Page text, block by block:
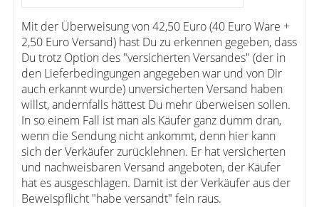
Mit der Überweisung von 42,50 Euro (40 Euro Ware +
2,50 Euro Versand) hast Du zu erkennen gegeben, dass
Du trotz Option des "versicherten Versandes" (der in
den Lieferbedingungen angegeben war und von Dir
auch erkannt wurde) unversicherten Versand haben
willst, andernfalls hättest Du mehr überweisen sollen.
In so einem Fall ist man als Käufer ganz dumm dran,
wenn die Sendung nicht ankommt, denn hier kann
sich der Verkäufer zurücklehnen. Er hat versicherten
und nachweisbaren Versand angeboten, der Käufer
hat es ausgeschlagen. Damit ist der Verkäufer aus der
Beweispflicht "habe versandt" fein raus.